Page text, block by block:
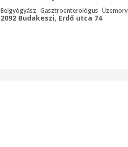
Belgyógyász Gasztroenterológus
2092 Budakeszi, Erdő utca 74